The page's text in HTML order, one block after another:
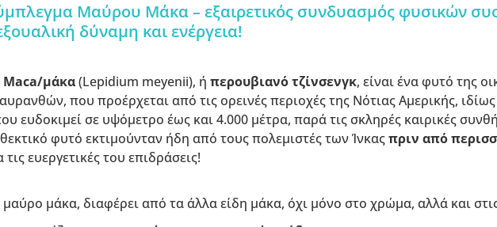
Μαύρου Μάκα – εξαιρετικός συνδυασμός φυσικών
δύναμη και ενέργεια!
Maca/μάκα(Lepidium meyenii), ή περουβιανό τζίνσενγκ, είναι ένα φυτό της
που προέρχεται από τις ορεινές περιοχές της Νότιας Αμερικής, ιδίως
ευδοκιμεί σε υψόμετρο έως και 4.000 μέτρα, παρά τις σκληρές καιρικές
φυτό εκτιμούνταν ήδη από τους πολεμιστές των Ίνκαςπριν από
τις ευεργετικές του επιδράσεις!
μάκα, διαφέρει από τα άλλα είδη μάκα, όχι μόνο στο χρώμα, αλλά και